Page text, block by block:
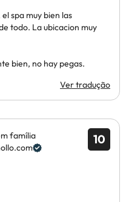
spa muy bien las
todo. La ubicacion muy
bien, no hay pegas.
Ver tradução
10
família